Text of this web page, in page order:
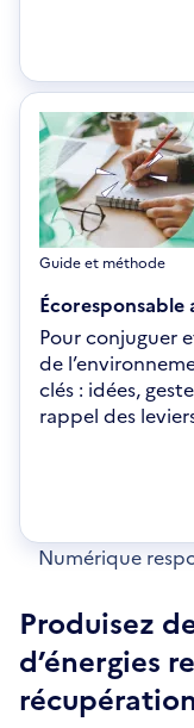
nouvelle
fenêtre
Guide et méthode
Écoresponsable
Pour conjuguer
de
clés : idées,
rappel des
nouvelle
fenêtre
Numérique
Produisez
d’énergies